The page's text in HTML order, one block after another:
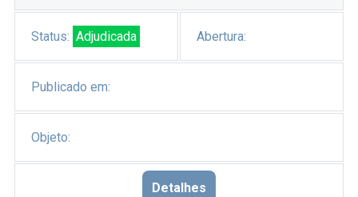
Status: Adjudicada Abertura:
Publicado em:
Objeto:
Detalhes